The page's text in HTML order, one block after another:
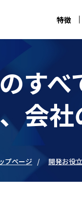
特徴
す
会
プページ 開発お役